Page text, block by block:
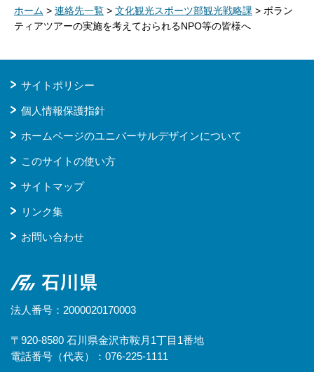
ホーム > 連絡先一覧 > 文化観光スポーツ部観光戦略課 > ボラン
ティアツアーの実施を考えておられるNPO等の皆様へ
サイトポリシー
個人情報保護指針
ホームページのユニバーサルデザインについて
このサイトの使い方
サイトマップ
リンク集
お問い合わせ
石川県
法人番号：2000020170003
〒920-8580 石川県金沢市鞍月1丁目1番地
電話番号（代表）：076-225-1111